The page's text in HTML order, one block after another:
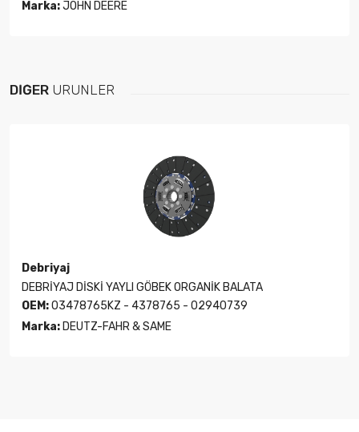
Marka:JOHN DEERE
DIĞER ÜRÜNLER
Debriyaj
DEBRİYAJ DİSKİ YAYLI GÖBEK ORGANİK BALATA
OEM:03478765KZ - 4378765 - 02940739
Marka: DEUTZ-FAHR & SAME